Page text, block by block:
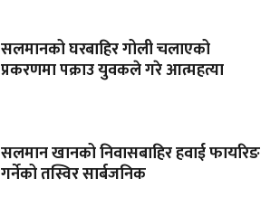
सलमानको घरबाहिर गोली चलाएको
प्रकरणमा पक्राउ युवकले गरे आत्महत्या
सलमान खानको निवासबाहिर हवाई फायरिङ
गर्नेको तस्विर सार्बजनिक